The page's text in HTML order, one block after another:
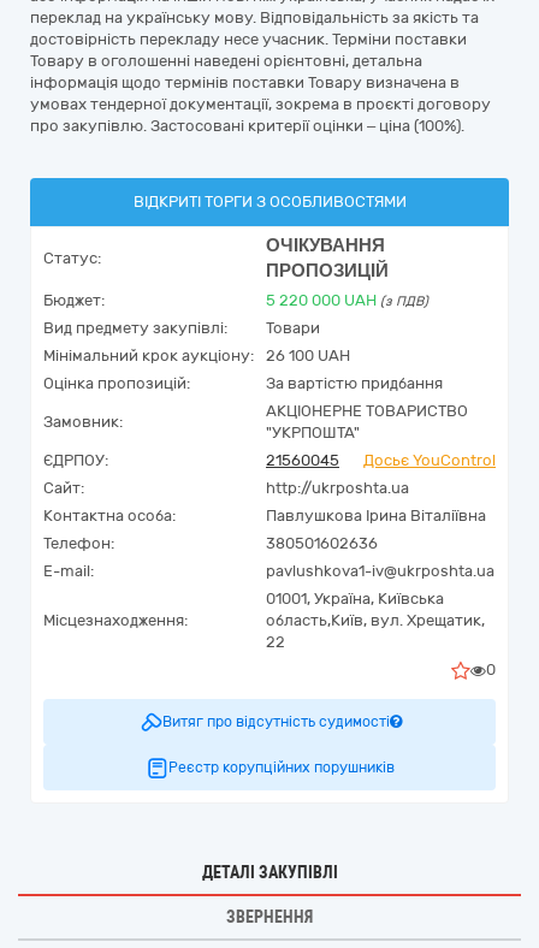
переклад на українську мову. Відповідальність за якість та
достовірність перекладу несе учасник. Терміни поставки
Товару в оголошенні наведені орієнтовні, детальна
інформація щодо термінів поставки Товару визначена в
умовах тендерної документації, зокрема в проєкті договору
про закупівлю. Застосовані критерії оцінки – ціна (100%).
ВІДКРИТІ ТОРГИ З ОСОБЛИВОСТЯМИ
Статус:
ОЧІКУВАННЯ
ПРОПОЗИЦІЙ
Бюджет: 5 220 000 UAH (з ПДВ)
Вид предмету закупівлі:
Товари
Мінімальний крок аукціону:
26 100 UAH
Оцінка пропозицій:
За вартістю придбання
Замовник:
АКЦІОНЕРНЕ ТОВАРИСТВО
"УКРПОШТА"
ЄДРПОУ:
21560045
Досьє YouControl
Сайт:
http://ukrposhta.ua
Контактна особа:
Павлушкова Ірина Віталіївна
Телефон:
380501602636
E-mail:
pavlushkova1-iv@ukrposhta.ua
Місцезнаходження:
01001, Україна, Київська
область,Київ, вул. Хрещатик,
22
0
Витяг про відсутність судимості
Реєстр корупційних порушників
ДЕТАЛІ ЗАКУПІВЛІ
ЗВЕРНЕННЯ